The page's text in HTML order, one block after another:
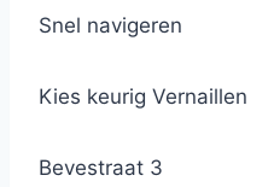
Snel navigeren
Kies keurig Vernaillen
Bevestraat 3